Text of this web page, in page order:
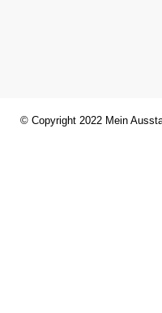
© Copyright 2022 Mein